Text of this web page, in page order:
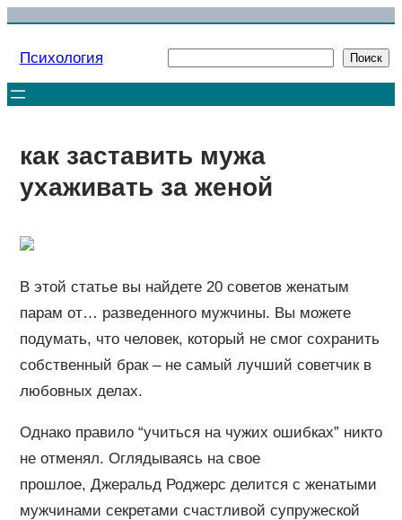
Перейти
Психология Поиск
как заставить мужа
ухаживать за женой
В этой статье вы найдете 20 советов женатым
парам от… разведенного мужчины. Вы можете
подумать, что человек, который не смог сохранить
собственный брак – не самый лучший советчик в
любовных делах.
Однако правило “учиться на чужих ошибках” никто
не отменял. Оглядываясь на свое
прошлое, Джеральд Роджерс делится с женатыми
мужчинами секретами счастливой супружеской